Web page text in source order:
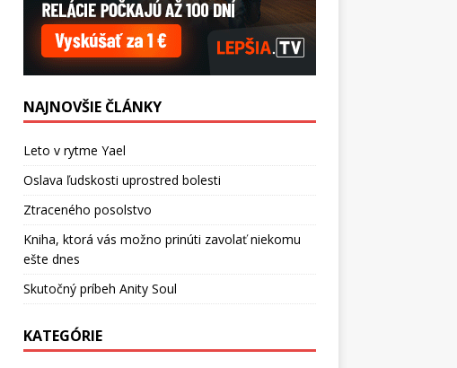
NAJNOVŠIE ČLÁNKY
Leto v rytme Yael
Oslava ľudskosti uprostred bolesti
Ztraceného posolstvo
Kniha, ktorá vás možno prinúti zavolať niekomu
ešte dnes
Skutočný príbeh Anity Soul
KATEGÓRIE